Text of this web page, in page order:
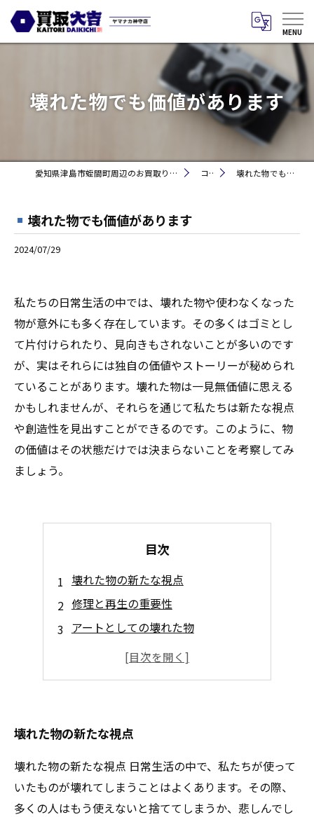
壊れた物でも価値があります
愛知県津島市蛭間町周辺のお買取りなら買取大吉 ヤマナカ神守店 コラム 壊れた物でも価値があります
壊れた物でも価値があります
2024/07/29
私たちの日常生活の中では、壊れた物や使わなくなった
物が意外にも多く存在しています。その多くはゴミとし
て片付けられたり、見向きもされないことが多いのです
が、実はそれらには独自の価値やストーリーが秘められ
ていることがあります。壊れた物は一見無価値に思える
かもしれませんが、それらを通じて私たちは新たな視点
や創造性を見出すことができるのです。このように、物
の価値はその状態だけでは決まらないことを考察してみ
ましょう。
目次
壊れた物の新たな視点
修理と再生の重要性
アートとしての壊れた物
壊れた物のストーリーを語る
壊れた物の新たな視点
壊れた物の新たな視点 日常生活の中で、私たちが使って
いたものが壊れてしまうことはよくあります。その際、
多くの人はもう使えないと捨ててしまうか、悲しんでし